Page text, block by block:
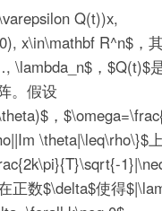
Q(t))x,
x\in\mathbf R^n$，
\lambda_n$， $Q(t)$
。假设
，
\theta|\leq\rho\}$
正数$\delta$使得